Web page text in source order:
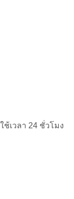
ช้เวลา 24 ชั่วโมง